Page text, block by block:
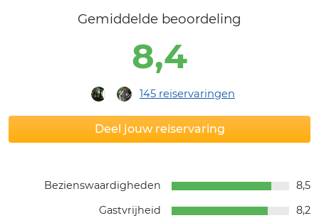
Gemiddelde beoordeling
8,4
145 reiservaringen
Deel jouw reiservaring
Bezienswaardigheden
8,5
Gastvrijheid
8,2